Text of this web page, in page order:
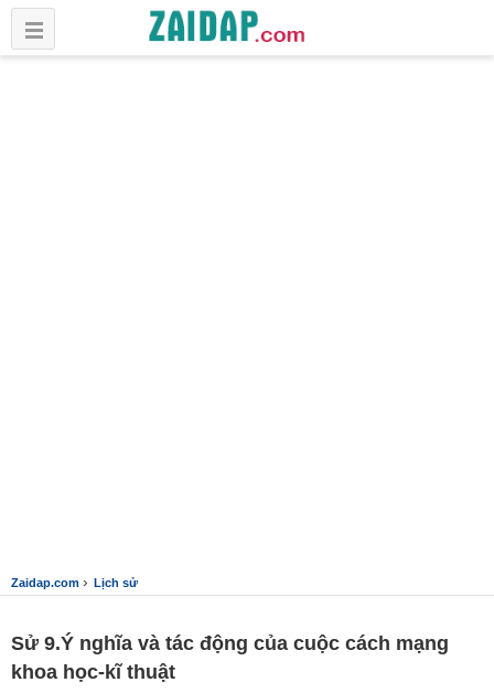
Zaidap.com › Lịch sử
Sử 9.Ý nghĩa và tác động của cuộc cách mạng
khoa học-kĩ thuật